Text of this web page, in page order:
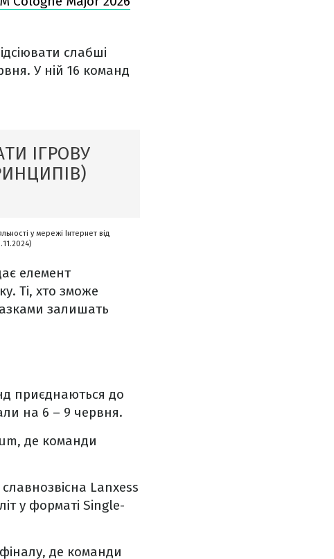
слабші
У ній 16 команд
ІГРОВУ
у мережі Інтернет від
елемент
Ті, хто зможе
залишать
приєднаються до
на 6 – 9 червня.
де команди
Lanxess
у форматі Single-
де команди